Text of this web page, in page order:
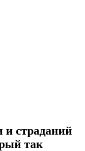
и страданий
так